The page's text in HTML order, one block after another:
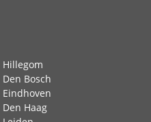
Hillegom
Den Bosch
Eindhoven
Den Haag